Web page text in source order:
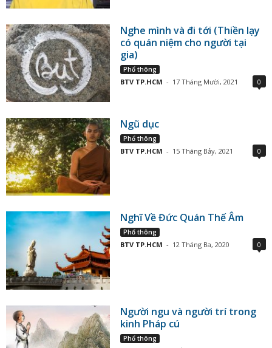
Nghe mình và đi tới (Thiền lạy
có quán niệm cho người tại
gia)
Phổ thông
BTV TP.HCM - 17 Tháng Mười, 2021 0
Ngũ dục
Phổ thông
BTV TP.HCM - 15 Tháng Bảy, 2021 0
Nghĩ Về Đức Quán Thế Âm
Phổ thông
BTV TP.HCM - 12 Tháng Ba, 2020 0
Người ngu và người trí trong
kinh Pháp cú
Phổ thông